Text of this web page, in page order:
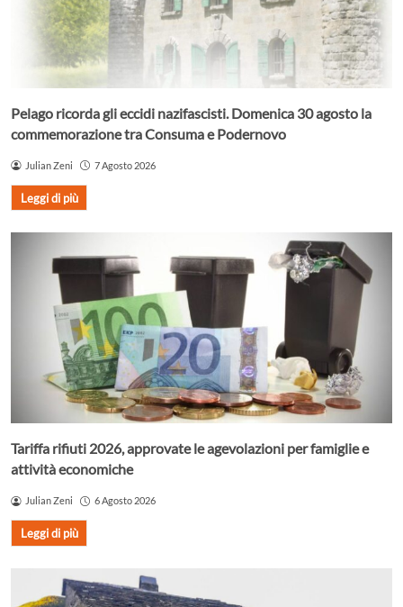
Pelago ricorda gli eccidi nazifascisti. Domenica 30 agosto la
commemorazione tra Consuma e Podernovo
Julian Zeni 7 Agosto 2026
Leggi di più
Tariffa rifiuti 2026, approvate le agevolazioni per famiglie e
attività economiche
Julian Zeni 6 Agosto 2026
Leggi di più